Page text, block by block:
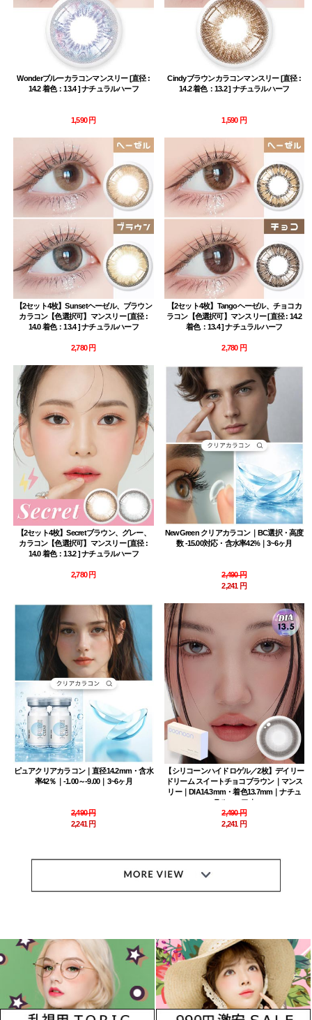
Wonderブルーカラコンマンスリー [直径 :
14.2 着色：13.4 ] ナチュラルハーフ
1,590 円
Cindyブラウンカラコンマンスリー [直径 :
14.2 着色：13.2 ] ナチュラルハーフ
1,590 円
【2セット4枚】Sunsetヘーゼル、ブラウン
カラコン【色選択可】マンスリー [直径 :
14.0 着色：13.4 ] ナチュラルハーフ
2,780 円
【2セット4枚】Tangoヘーゼル、チョコカ
ラコン【色選択可】マンスリー [直径 : 14.2
着色：13.4 ] ナチュラルハーフ
2,780 円
【2セット4枚】Secretブラウン、グレー、
カラコン【色選択可】マンスリー [直径 :
14.0 着色：13.2 ] ナチュラルハーフ
2,780 円
NewGreen クリアカラコン｜BC選択・高度
数 -15.00対応・含水率42%｜3~6ヶ月
2,490 円
2,241 円
ピュアクリアカラコン｜直径14.2mm・含水
率42％｜-1.00～-9.00｜3~6ヶ月
2,490 円
2,241 円
【シリコーンハイドロゲル／2枚】デイリー
ドリーム スイートチョコブラウン｜マンス
リー｜DIA14.3mm・着色13.7mm｜ナチュ
ラルハーフ｜
2,490 円
2,241 円